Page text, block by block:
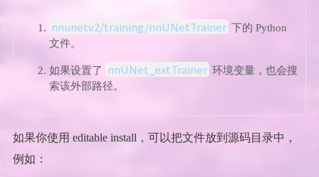
nnunetv2/training/nnUNetTrainer 下的 Python
文件。
如果设置了 nnUNet_extTrainer 环境变量，也会搜
索该外部路径。
如果你使用 editable install，可以把文件放到源码目录中，
例如：